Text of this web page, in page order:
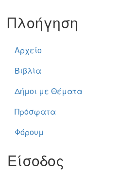
Πλοήγηση
Αρχείο
Βιβλία
Δήμοι με Θέματα
Πρόσφατα
Φόρουμ
Είσοδος